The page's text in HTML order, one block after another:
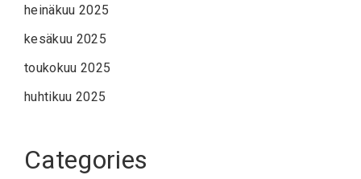
heinäkuu 2025
kesäkuu 2025
toukokuu 2025
huhtikuu 2025
Categories